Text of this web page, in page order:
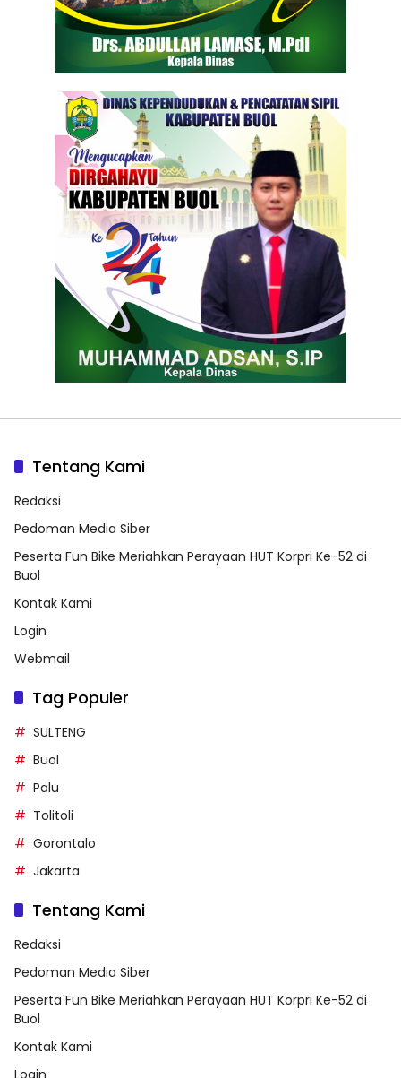
Tentang Kami
Redaksi
Pedoman Media Siber
Peserta Fun Bike Meriahkan Perayaan HUT Korpri Ke-52 di
Buol
Kontak Kami
Login
Webmail
Tag Populer
SULTENG
Buol
Palu
Tolitoli
Gorontalo
Jakarta
Tentang Kami
Redaksi
Pedoman Media Siber
Peserta Fun Bike Meriahkan Perayaan HUT Korpri Ke-52 di
Buol
Kontak Kami
Login